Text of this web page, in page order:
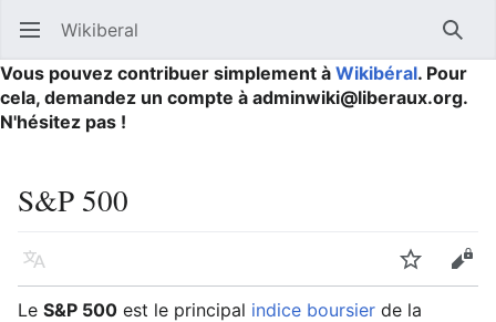
Ouvrir le menu principal Wikiberal
Vous pouvez contribuer simplement à Wikibéral. Pour
cela, demandez un compte à adminwiki@liberaux.org.
N'hésitez pas !
S&P 500
Langue Suivre
Le S&P 500 est le principal indice boursier de la